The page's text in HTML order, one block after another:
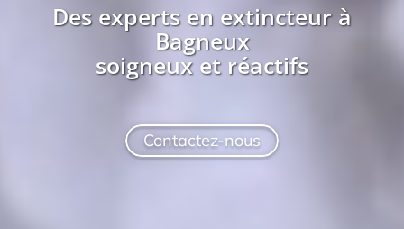
Des experts en extincteur à
Bagneux
soigneux et réactifs
Contactez-nous